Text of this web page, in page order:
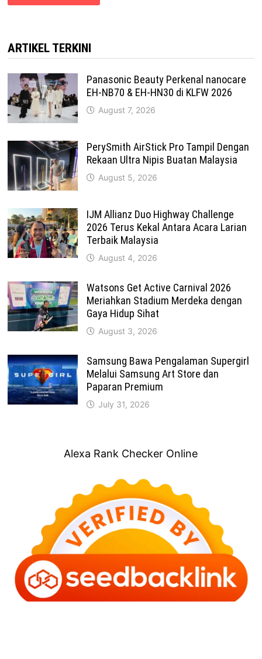
ARTIKEL TERKINI
Panasonic Beauty Perkenal nanocare
EH-NB70 & EH-HN30 di KLFW 2026
August 7, 2026
PerySmith AirStick Pro Tampil Dengan
Rekaan Ultra Nipis Buatan Malaysia
August 5, 2026
IJM Allianz Duo Highway Challenge
2026 Terus Kekal Antara Acara Larian
Terbaik Malaysia
August 4, 2026
Watsons Get Active Carnival 2026
Meriahkan Stadium Merdeka dengan
Gaya Hidup Sihat
August 3, 2026
Samsung Bawa Pengalaman Supergirl
Melalui Samsung Art Store dan
Paparan Premium
July 31, 2026
Alexa Rank Checker Online